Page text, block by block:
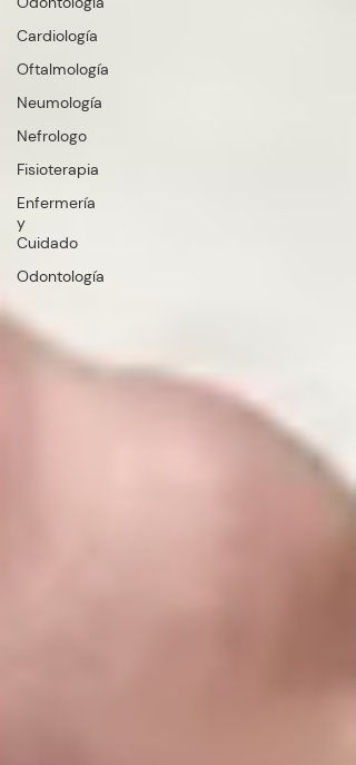
Cardiología
Oftalmología
Neumología
Nefrologo
Fisioterapia
Enfermería
y
Cuidado
Odontología